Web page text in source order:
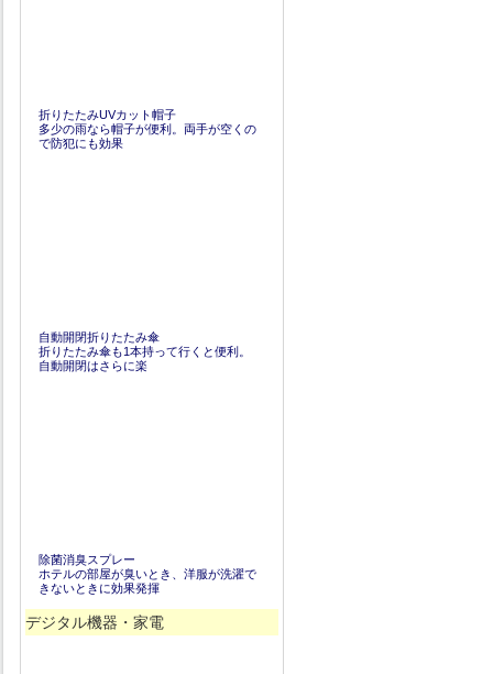
折りたたみUVカット帽子
多少の雨なら帽子が便利。両手が空くの
で防犯にも効果
自動開閉折りたたみ傘
折りたたみ傘も1本持って行くと便利。
自動開閉はさらに楽
除菌消臭スプレー
ホテルの部屋が臭いとき、洋服が洗濯で
きないときに効果発揮
デジタル機器・家電